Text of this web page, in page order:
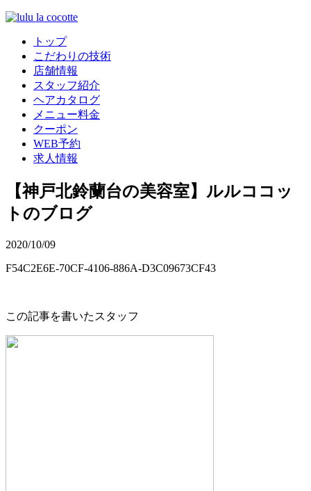
トップ
こだわりの技術
店舗情報
スタッフ紹介
ヘアカタログ
メニュー料金
クーポン
WEB予約
求人情報
【神戸北鈴蘭台の美容室】ルルココッ
トのブログ
2020/10/09
F54C2E6E-70CF-4106-886A-D3C09673CF43
この記事を書いたスタッフ